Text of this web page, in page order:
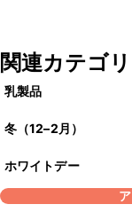
関連カテゴリ
乳製品
冬（12–2月）
ホワイトデー